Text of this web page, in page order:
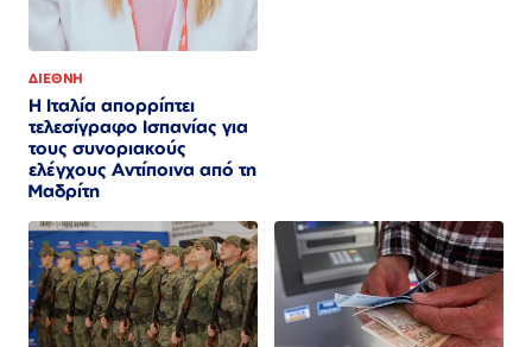
ΔΙΕΘΝΗ
Η Ιταλία απορρίπτει
τελεσίγραφο Ισπανίας για
τους συνοριακούς
ελέγχους Αντίποινα από τη
Μαδρίτη